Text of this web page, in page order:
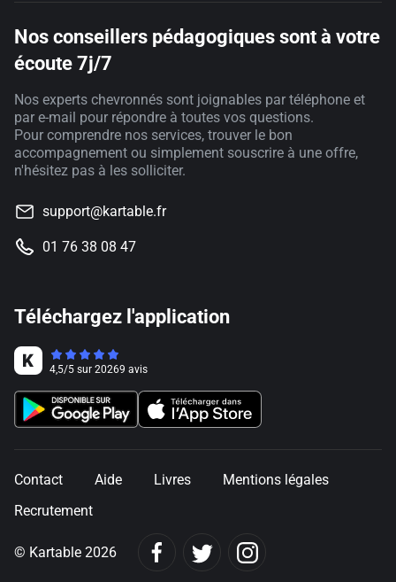
Nos conseillers pédagogiques sont à votre
écoute 7j/7
Nos experts chevronnés sont joignables par téléphone et
par e-mail pour répondre à toutes vos questions.
Pour comprendre nos services, trouver le bon
accompagnement ou simplement souscrire à une offre,
n'hésitez pas à les solliciter.
support@kartable.fr
01 76 38 08 47
Téléchargez l'application
4,5/5 sur 20269 avis
Contact Aide Livres
Mentions légales
Recrutement
© Kartable 2026